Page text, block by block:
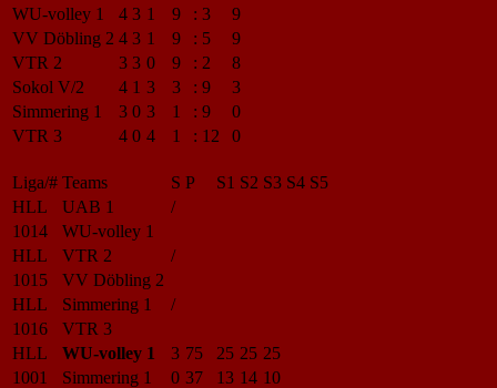
WU-volley 1
4 3 1 9 : 3
9
VV Döbling 2 4 3 1 9 : 5
9
VTR 2
3 3 0 9 : 2
8
Sokol V/2
4 1 3 3 : 9
3
Simmering 1
3 0 3 1 : 9
0
VTR 3
4 0 4 1 : 12 0
Liga/# Teams S P S1 S2 S3 S4 S5
HLL
UAB 1
/
1014
WU-volley 1
HLL
VTR 2
/
1015
VV Döbling 2
HLL
Simmering 1
/
1016
VTR 3
HLL
WU-volley 1 3 75 25 25 25
1001
Simmering 1 0 37 13 14 10